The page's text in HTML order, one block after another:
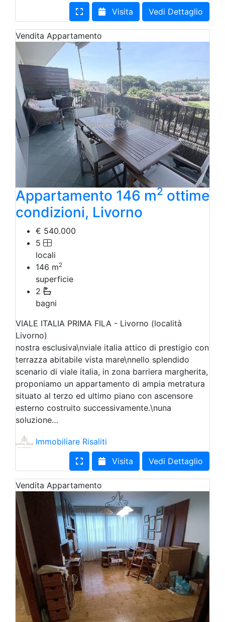
Visita Vedi Dettaglio
Vendita Appartamento
Appartamento 146 m2 ottime
condizioni, Livorno
€ 540.000
5
locali
146 m2
superficie
2
bagni
VIALE ITALIA PRIMA FILA - Livorno (località
Livorno)
nostra esclusiva\nviale italia attico di prestigio con
terrazza abitabile vista mare\nnello splendido
scenario di viale italia, in zona barriera margherita,
proponiamo un appartamento di ampia metratura
situato al terzo ed ultimo piano con ascensore
esterno costruito successivamente.\nuna
soluzione…
Immobiliare Risaliti
Visita
Vedi Dettaglio
Vendita Appartamento